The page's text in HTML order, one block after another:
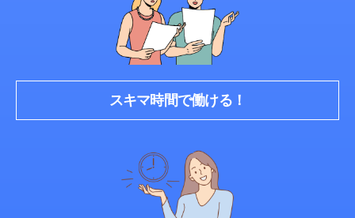
スキマ時間で働ける！